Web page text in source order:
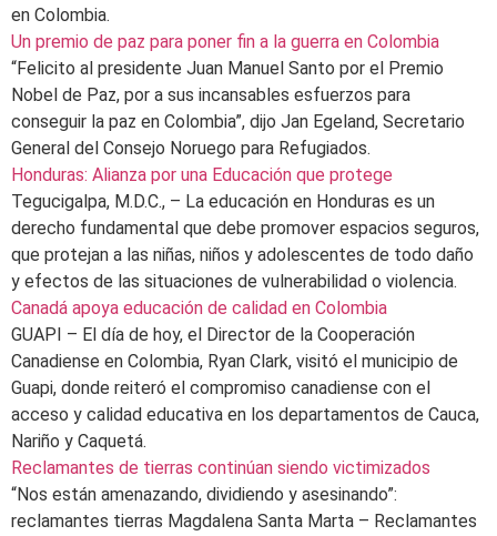
en Colombia.
Un premio de paz para poner fin a la guerra en Colombia
“Felicito al presidente Juan Manuel Santo por el Premio
Nobel de Paz, por a sus incansables esfuerzos para
conseguir la paz en Colombia”, dijo Jan Egeland, Secretario
General del Consejo Noruego para Refugiados.
Honduras: Alianza por una Educación que protege
Tegucigalpa, M.D.C., – La educación en Honduras es un
derecho fundamental que debe promover espacios seguros,
que protejan a las niñas, niños y adolescentes de todo daño
y efectos de las situaciones de vulnerabilidad o violencia.
Canadá apoya educación de calidad en Colombia
GUAPI – El día de hoy, el Director de la Cooperación
Canadiense en Colombia, Ryan Clark, visitó el municipio de
Guapi, donde reiteró el compromiso canadiense con el
acceso y calidad educativa en los departamentos de Cauca,
Nariño y Caquetá.
Reclamantes de tierras continúan siendo victimizados
“Nos están amenazando, dividiendo y asesinando”:
reclamantes tierras Magdalena Santa Marta – Reclamantes